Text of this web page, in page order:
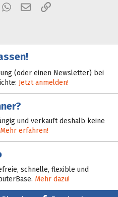
WhatsApp
E-MailLink
(oder einen Newsletter) bei
Jetzt anmelden!
und verkauft deshalb keine
Mehr erfahren!
schnelle, flexible und
Mehr dazu!